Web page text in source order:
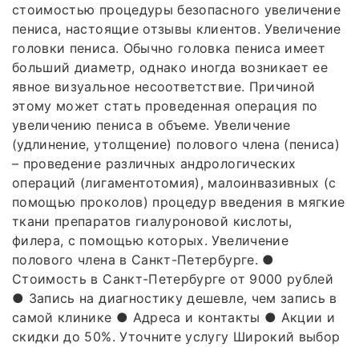
стоимостью процедуры безопасного увеличение
пениса, настоящие отзывы клиентов. Увеличение
головки пениса. Обычно головка пениса имеет
больший диаметр, однако иногда возникает ее
явное визуальное несоответствие. Причиной
этому может стать проведенная операция по
увеличению пениса в объеме. Увеличение
(удлинение, утолщение) полового члена (пениса)
– проведение различных андрологических
операций (лигаментотомия), малоинвазивных (с
помощью проколов) процедур введения в мягкие
ткани препаратов гиалуроновой кислоты,
филера, с помощью которых. Увеличение
полового члена в Санкт-Петербурге. ●
Стоимость в Санкт-Петербурге от 9000 рублей
● Запись на диагностику дешевле, чем запись в
самой клинике ● Адреса и контакты ● Акции и
скидки до 50%. Уточните услугу Широкий выбор